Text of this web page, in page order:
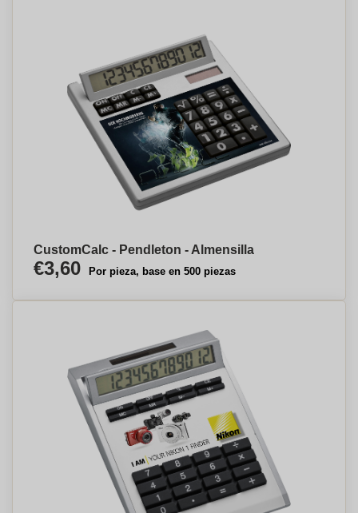
CustomCalc - Pendleton - Almensilla
€3,60 Por pieza, base en 500 piezas